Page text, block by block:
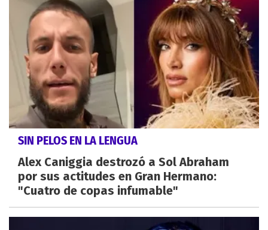
SIN PELOS EN LA LENGUA
Alex Caniggia destrozó a Sol Abraham
por sus actitudes en Gran Hermano:
"Cuatro de copas infumable"